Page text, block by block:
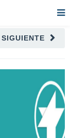
SIGUIENTE